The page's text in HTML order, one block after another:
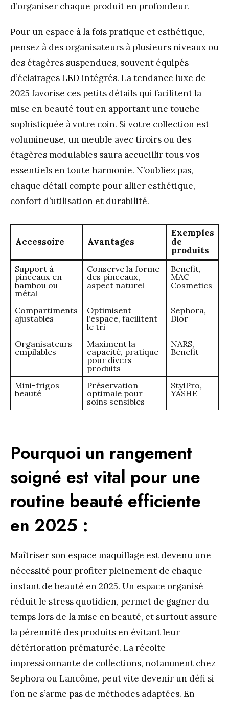
d’organiser chaque produit en profondeur.
Pour un espace à la fois pratique et esthétique,
pensez à des organisateurs à plusieurs niveaux ou
des étagères suspendues, souvent équipés
d’éclairages LED intégrés. La tendance luxe de
2025 favorise ces petits détails qui facilitent la
mise en beauté tout en apportant une touche
sophistiquée à votre coin. Si votre collection est
volumineuse, un meuble avec tiroirs ou des
étagères modulables saura accueillir tous vos
essentiels en toute harmonie. N’oubliez pas,
chaque détail compte pour allier esthétique,
confort d’utilisation et durabilité.
Accessoire Avantages
Exemples
de
produits
Support à
pinceaux en
bambou ou
métal
Conserve la forme
des pinceaux,
aspect naturel
Benefit,
MAC
Cosmetics
Compartiments
ajustables
Optimisent
l’espace, facilitent
le tri
Sephora,
Dior
Organisateurs
empilables
Maximent la
capacité, pratique
pour divers
produits
NARS,
Benefit
Mini-frigos
beauté
Préservation
optimale pour
soins sensibles
StylPro,
YASHE
Pourquoi un rangement
soigné est vital pour une
routine beauté efficiente
en 2025 :
Maîtriser son espace maquillage est devenu une
nécessité pour profiter pleinement de chaque
instant de beauté en 2025. Un espace organisé
réduit le stress quotidien, permet de gagner du
temps lors de la mise en beauté, et surtout assure
la pérennité des produits en évitant leur
détérioration prématurée. La récolte
impressionnante de collections, notamment chez
Sephora ou Lancôme, peut vite devenir un défi si
l’on ne s’arme pas de méthodes adaptées. En